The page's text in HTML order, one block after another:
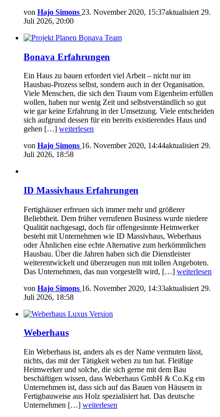
von Hajo Simons 23. November 2020, 15:37aktualisiert 29.
Juli 2026, 20:00
Bonava Erfahrungen
Ein Haus zu bauen erfordert viel Arbeit – nicht nur im
Hausbau-Prozess selbst, sondern auch in der Organisation.
Viele Menschen, die sich den Traum vom Eigenheim erfüllen
wollen, haben nur wenig Zeit und selbstverständlich so gut
wie gar keine Erfahrung in der Umsetzung. Viele entscheiden
sich aufgrund dessen für ein bereits existierendes Haus und
gehen […] weiterlesen
von Hajo Simons 16. November 2020, 14:44aktualisiert 29.
Juli 2026, 18:58
ID Massivhaus Erfahrungen
Fertighäuser erfreuen sich immer mehr und größerer
Beliebtheit. Dem früher verrufenen Business wurde niedere
Qualität nachgesagt, doch für offengesinnte Heimwerker
besteht mit Unternehmen wie ID Massivhaus, Weberhaus
oder Ähnlichen eine echte Alternative zum herkömmlichen
Hausbau. Über die Jahren haben sich die Dienstleister
weiterentwickelt und überzeugen nun mit tollen Angeboten.
Das Unternehmen, das nun vorgestellt wird, […] weiterlesen
von Hajo Simons 16. November 2020, 14:33aktualisiert 29.
Juli 2026, 18:58
Weberhaus
Ein Weberhaus ist, anders als es der Name vermuten lässt,
nichts, das mit der Tätigkeit weben zu tun hat. Fleißige
Heimwerker und solche, die sich gerne mit dem Bau
beschäftigen wissen, dass Weberhaus GmbH & Co.Kg ein
Unternehmen ist, dass sich auf das Bauen von Häusern in
Fertigbauweise aus Holz spezialisiert hat. Das deutsche
Unternehmen […] weiterlesen